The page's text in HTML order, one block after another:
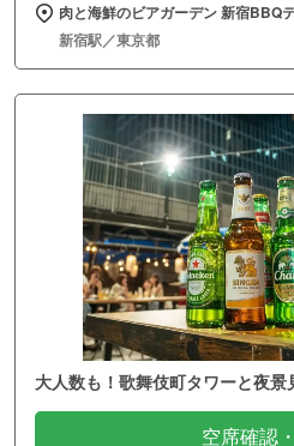
肉と海鮮のビアガーデン 新宿BBQ
新宿駅／東京都
大人数も！歌舞伎町タワーと夜
空席確認